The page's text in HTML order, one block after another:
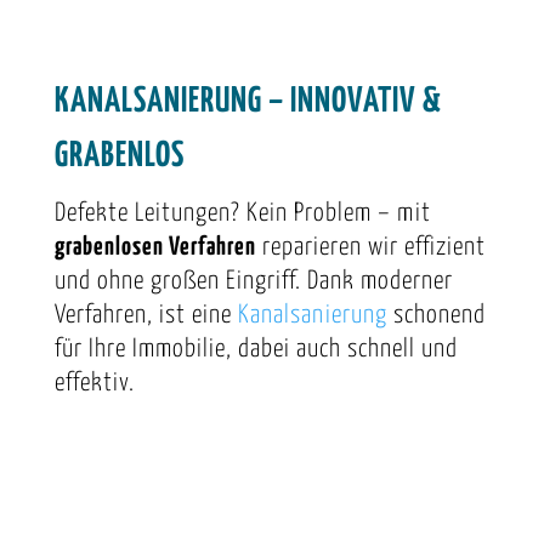
KANALSANIERUNG – INNOVATIV &
GRABENLOS
Defekte Leitungen? Kein Problem – mit
grabenlosen Verfahren reparieren wir effizient
und ohne großen Eingriff. Dank moderner
Verfahren, ist eine Kanalsanierung schonend
für Ihre Immobilie, dabei auch schnell und
effektiv.